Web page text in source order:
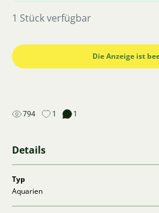
Bezirk Opava.
1 Stück verfügbar
Die Anzeige ist
794 1 1
Details
Typ
Aquarien